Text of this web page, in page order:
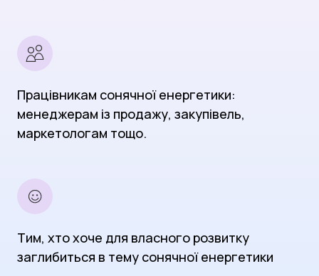
Працівникам сонячної енергетики:
менеджерам із продажу, закупівель,
маркетологам тощо.
Тим, хто хоче для власного розвитку
заглибиться в тему сонячної енергетики